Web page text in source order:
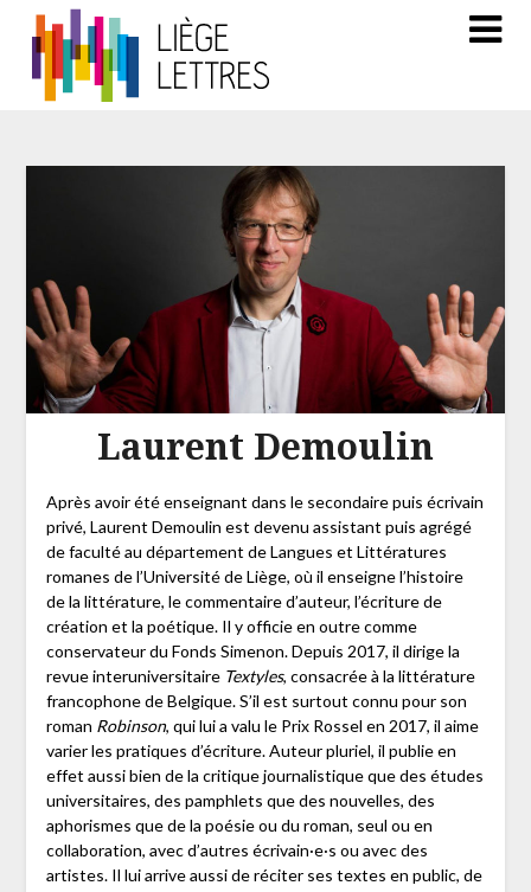
Laurent Demoulin
Après avoir été enseignant dans le secondaire puis écrivain
privé, Laurent Demoulin est devenu assistant puis agrégé
de faculté au département de Langues et Littératures
romanes de l’Université de Liège, où il enseigne l’histoire
de la littérature, le commentaire d’auteur, l’écriture de
création et la poétique. Il y officie en outre comme
conservateur du Fonds Simenon. Depuis 2017, il dirige la
revue interuniversitaire Textyles, consacrée à la littérature
francophone de Belgique. S’il est surtout connu pour son
roman Robinson, qui lui a valu le Prix Rossel en 2017, il aime
varier les pratiques d’écriture. Auteur pluriel, il publie en
effet aussi bien de la critique journalistique que des études
universitaires, des pamphlets que des nouvelles, des
aphorismes que de la poésie ou du roman, seul ou en
collaboration, avec d’autres écrivain·e·s ou avec des
artistes. Il lui arrive aussi de réciter ses textes en public, de